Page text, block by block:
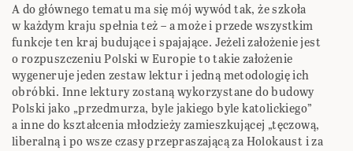
A do głównego tematu ma się mój wywód tak, że szkoła
w każdym kraju spełnia też – a może i przede wszystkim
funkcje ten kraj budujące i spajające. Jeżeli założenie jest
o rozpuszczeniu Polski w Europie to takie założenie
wygeneruje jeden zestaw lektur i jedną metodologię ich
obróbki. Inne lektury zostaną wykorzystane do budowy
Polski jako „przedmurza, byle jakiego byle katolickiego”
a inne do kształcenia młodzieży zamieszkującej „tęczową,
liberalną i po wsze czasy przepraszającą za Holokaust i za